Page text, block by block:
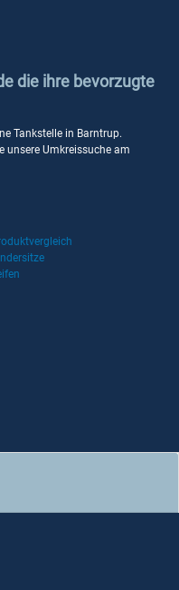
die ihre bevorzugte
Tankstelle in Barntrup.
unsere Umkreissuche am